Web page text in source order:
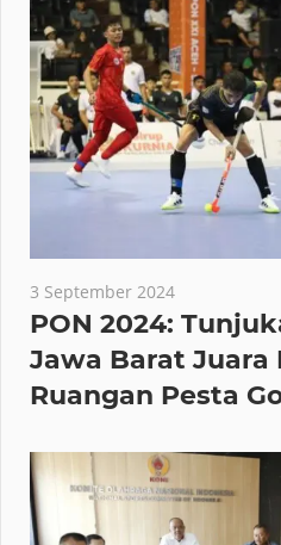
3 September 2024
PON 2024:
Jawa Barat Juara
Ruangan Pesta